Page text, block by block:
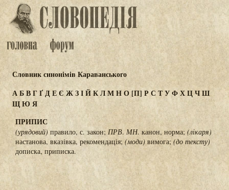
Словник синонімів Караванського
АБВГҐДЕЄ ЖЗІЙКЛМНО[П] Р С ТУФХЦЧШ
ЩЮ Я
ПРИПИС
(урядовий) правило, с. закон;ПРВ. МН. канон, норма; (лікаря)
настанова, вказівка, рекомендація; (моди) вимога;(до тексту)
дописка, приписка.